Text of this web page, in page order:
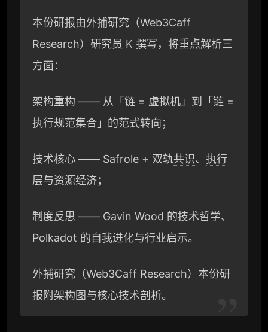
本份研报由外捕研究（Web3Caff
Research）研究员 K 撰写，将重点解析三
方面：
架构重构 —— 从「链 = 虚拟机」到「链 =
执行规范集合」的范式转向；
技术核心 —— Safrole + 双轨共识、 执行
层与资源经济；
制度反思 —— Gavin Wood 的技术哲学、
Polkadot 的自我进化与行业启示。
外捕研究（Web3Caff Research）本份研
报附架构图与核心技术剖析。